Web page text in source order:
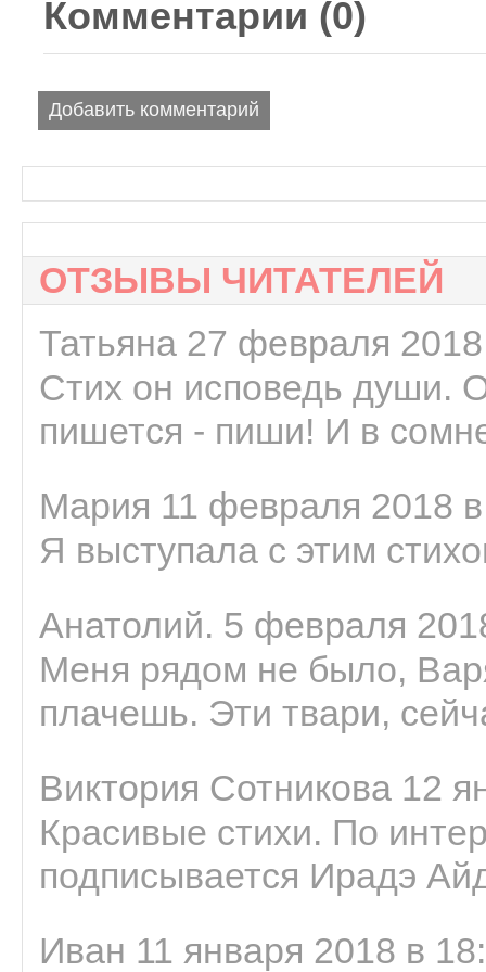
Комментарии (0)
Добавить комментарий
ОТЗЫВЫ ЧИТАТЕЛЕЙ
Татьяна 27 февраля
Стих он исповедь души.
пишется - пиши! И в
Мария 11 февраля 2018
Я выступала с этим
Анатолий. 5 февраля
Меня рядом не было,
плачешь. Эти твари,
Виктория Сотникова 12
Красивые стихи. По
подписывается Ирадэ
Иван 11 января 2018 в